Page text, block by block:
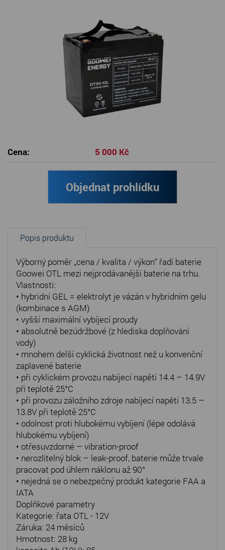
Cena: 5 000 Kč
Objednat prohlídku
Popis produktu
Výborný poměr „cena / kvalita / výkon“ řadí baterie
Goowei OTL mezi nejprodávanější baterie na trhu.
Vlastnosti:
• hybridní GEL = elektrolyt je vázán v hybridním gelu
(kombinace s AGM)
• vyšší maximální vybíjecí proudy
• absolutně bezúdržbové (z hlediska doplňování
vody)
• mnohem delší cyklická životnost než u konvenční
zaplavené baterie
• při cyklickém provozu nabíjecí napětí 14.4 – 14.9V
při teplotě 25°C
• při provozu záložního zdroje nabíjecí napětí 13.5 –
13.8V při teplotě 25°C
• odolnost proti hlubokému vybíjení (lépe odolává
hlubokému vybíjení)
• otřesuvzdorné – vibration-proof
• nerozlitelný blok – leak-proof, baterie může trvale
pracovat pod úhlem náklonu až 90°
• nejedná se o nebezpečný produkt kategorie FAA a
IATA
Doplňkové parametry
Kategorie: řata OTL - 12V
Záruka: 24 měsíců
Hmotnost: 28 kg